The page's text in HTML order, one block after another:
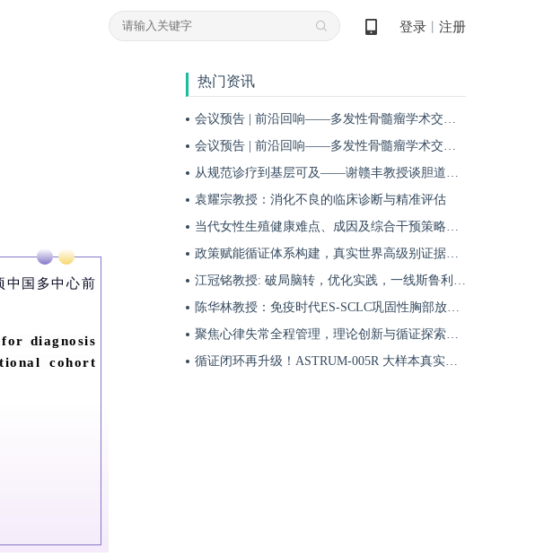
登录 注册
中国多中心前
diagnosis
cohort
热门资讯
会议预告 | 前沿回响——多发性骨髓瘤学术交流会第十九期即将启幕！
会议预告 | 前沿回响——多发性骨髓瘤学术交流会第十八期即将启幕！
从规范诊疗到基层可及——谢赣丰教授谈胆道肿瘤防治的本土化实践之路
袁耀宗教授：消化不良的临床诊断与精准评估
当代女性生殖健康难点、成因及综合干预策略——魏晗
政策赋能循证体系构建，真实世界高级别证据夯实斯鲁利单抗一线治疗广泛期小细胞肺癌临床地位
江冠铭教授: 破局脑转，优化实践，一线斯鲁利单抗联合化疗为小细胞肺癌脑转移患者带来颅内与全身双重获益
陈华林教授：免疫时代ES-SCLC巩固性胸部放疗再添真实世界循证依据——cTRT可独立改善患者生存获益
聚焦心律失常全程管理，理论创新与循证探索共筑诊疗新格局
循证闭环再升级！ASTRUM-005R 大样本真实世界研究，解锁斯鲁利单抗 ES-SCLC 全程管理新方案